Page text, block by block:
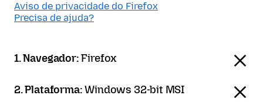
Aviso de privacidade do Firefox
Precisa de ajuda?
1. Navegador:Firefox
2. Plataforma:Windows 32-bit MSI